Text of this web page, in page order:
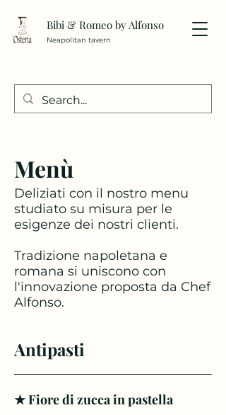
Bibi & Romeo by Alfonso
Neapolitan tavern
Menù
Deliziati con il nostro menu
studiato su misura per le
esigenze dei nostri clienti.
Tradizione napoletana e
romana si uniscono con
l'innovazione proposta da Chef
Alfonso.
Antipasti
★ Fiore di zucca in pastella